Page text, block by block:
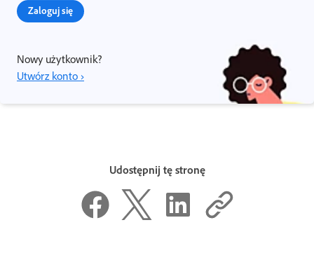
Zaloguj się
Nowy użytkownik?
Utwórz konto ›
Udostępnij tę stronę